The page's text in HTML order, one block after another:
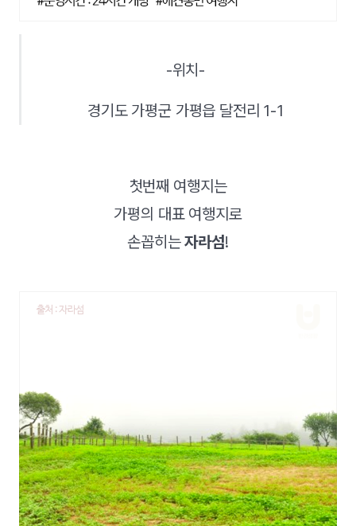
-위치-
경기도 가평군 가평읍 달전리 1-1
첫번째 여행지는
가평의 대표 여행지로
손꼽히는자라섬!